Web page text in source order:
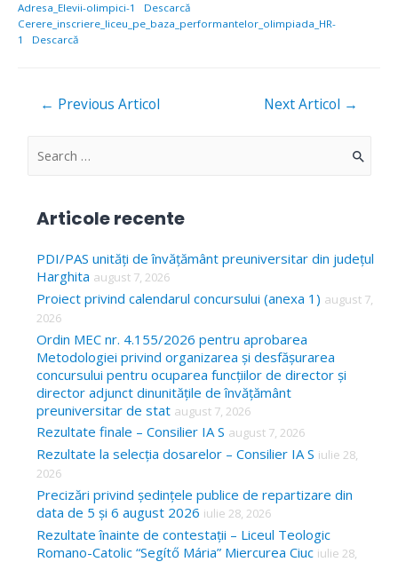
Adresa_Elevii-olimpici-1
Descarcă
Cerere_inscriere_liceu_pe_baza_performantelor_olimpiada_HR-
1
Descarcă
Navigare
← Previous Articol Next Articol →
S
c
h
f
o
r
Articole recente
PDI/PAS unități de învățământ preuniversitar din județul
Harghita august 7, 2026
Proiect privind calendarul concursului (anexa 1) august 7,
2026
Ordin MEC nr. 4.155/2026 pentru aprobarea
Metodologiei privind organizarea și desfășurarea
concursului pentru ocuparea funcțiilor de director și
director adjunct dinunitățile de învățământ
preuniversitar de stat august 7, 2026
Rezultate finale – Consilier IA S august 7, 2026
Rezultate la selecția dosarelor – Consilier IA S iulie 28,
2026
Precizări privind ședințele publice de repartizare din
data de 5 și 6 august 2026 iulie 28, 2026
Rezultate înainte de contestații – Liceul Teologic
Romano-Catolic “Segítő Mária” Miercurea Ciuc iulie 28,